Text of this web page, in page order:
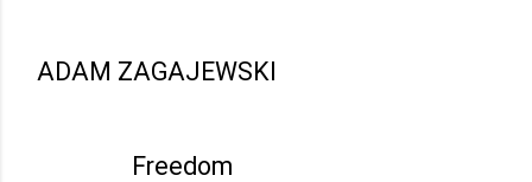
ADAM ZAGAJEWSKI
Freedom